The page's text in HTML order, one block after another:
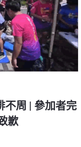
不周 | 參加者完
歉